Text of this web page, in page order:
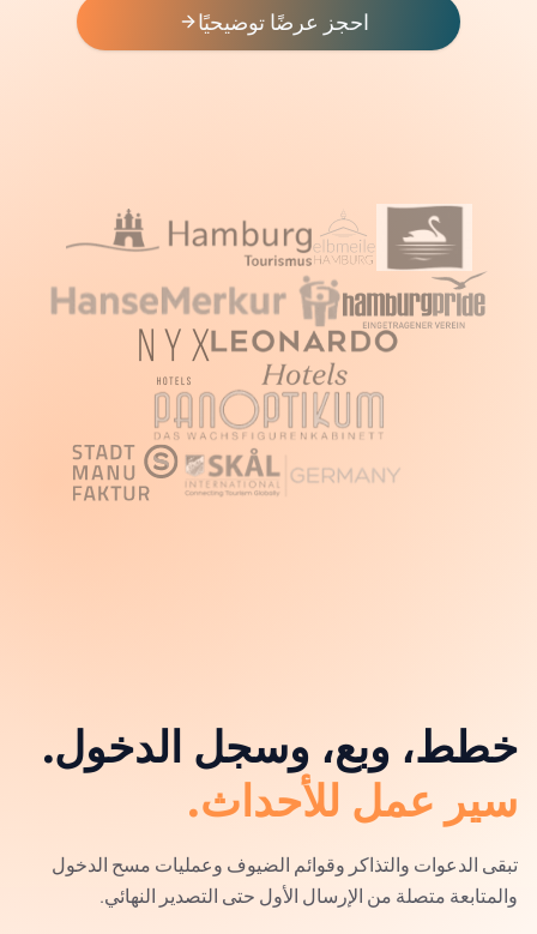
احجز عرضًا توضيحيًا
خطط، وبع، وسجل الدخول.
سير عمل للأحداث.
تبقى الدعوات والتذاكر وقوائم الضيوف وعمليات مسح الدخول
والمتابعة متصلة من الإرسال الأول حتى التصدير النهائي.